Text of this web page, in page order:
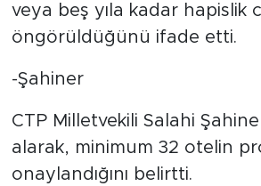
veya beş yıla kadar hapislik
öngörüldüğünü ifade etti.
-Şahiner
CTP Milletvekili Salahi
alarak, minimum 32 otelin
onaylandığını belirtti.